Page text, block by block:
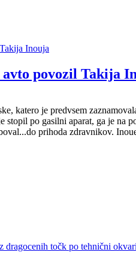
povozil Takija
katero je predvsem
po gasilni aparat, ga je na
prihoda zdravnikov.